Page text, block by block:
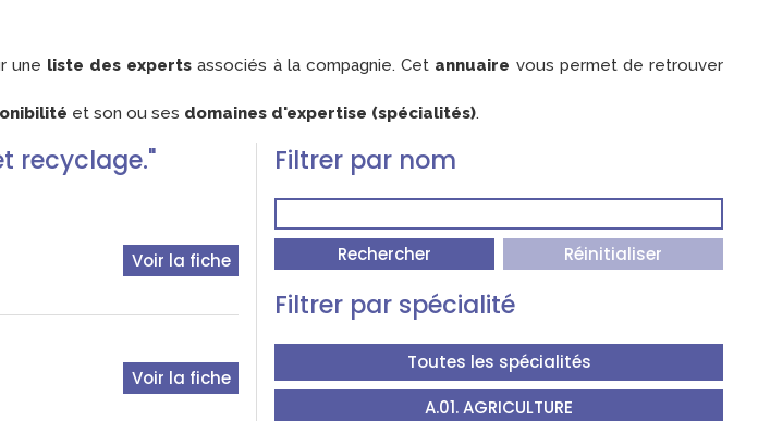
une liste des experts associés à la compagnie. Cet annuaire vous permet de retrouver
et son ou ses domaines d'expertise (spécialités).
recyclage."
Voir la fiche
Voir la fiche
Filtrer par nom
Rechercher Réinitialiser
Filtrer par spécialité
Toutes les spécialités
A.01. AGRICULTURE